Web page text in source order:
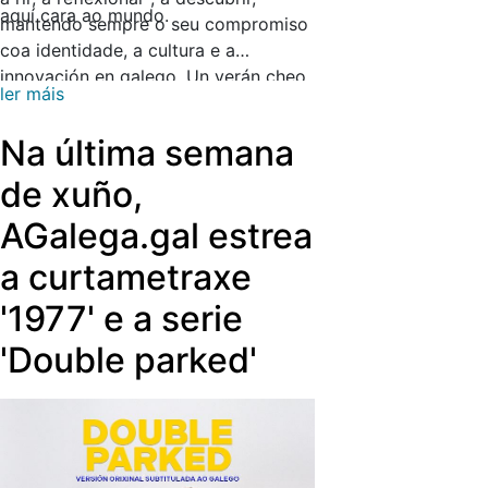
aquí cara ao mundo.
mantendo sempre o seu compromiso
coa identidade, a cultura e a
innovación en galego. Un verán cheo
de historias que te acompañan…
contidos da Radio Galega podes
escoitalos cando queiras e onde
queiras en AGalegaAudio.gal
plataforma de audio intuitiva, gratuíta
e fácil de manexar cos mellores
contidos e programas nativos dixitais
da Radio Galega.
ler máis
Na última semana
de xuño,
AGalega.gal estrea
a curtametraxe
'1977' e a serie
'Double parked'